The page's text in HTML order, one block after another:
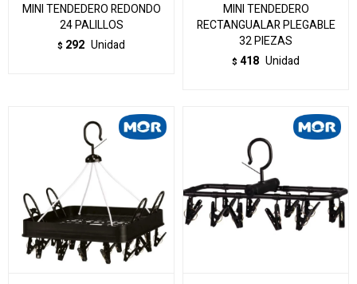
MINI TENDEDERO REDONDO
24 PALILLOS
$ 292 Unidad
MINI TENDEDERO
RECTANGUALAR PLEGABLE
32 PIEZAS
$ 418 Unidad